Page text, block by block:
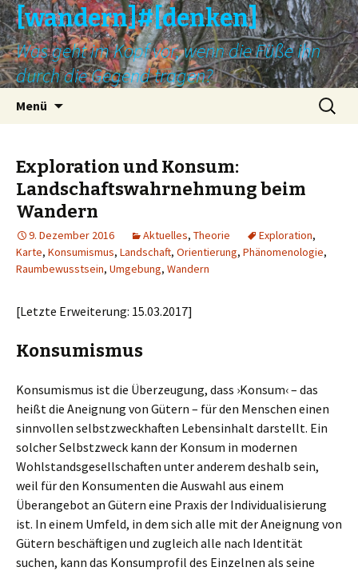
[wandern]#[denken]
Was geht im Kopf vor, wenn die Füße ihn
durch die Gegend tragen?
Menü
Suche
nach:
Exploration und Konsum:
Landschaftswahrnehmung beim
Wandern
9. Dezember 2016 Aktuelles, Theorie Exploration,
Karte, Konsumismus, Landschaft, Orientierung, Phänomenologie,
Raumbewusstsein, Umgebung, Wandern
[Letzte Erweiterung: 15.03.2017]
Konsumismus
Konsumismus ist die Überzeugung, dass ›Konsum‹ – das
heißt die Aneignung von Gütern – für den Menschen einen
sinnvollen selbstzweckhaften Lebensinhalt darstellt. Ein
solcher Selbstzweck kann der Konsum in modernen
Wohlstandsgesellschaften unter anderem deshalb sein,
weil für den Konsumenten die Auswahl aus einem
Überangebot an Gütern eine Praxis der Individualisierung
ist. In einem Umfeld, in dem sich alle mit der Aneignung von
Gütern beschäftigen und zugleich alle nach Identität
suchen, kann das Konsumprofil des Einzelnen als seine